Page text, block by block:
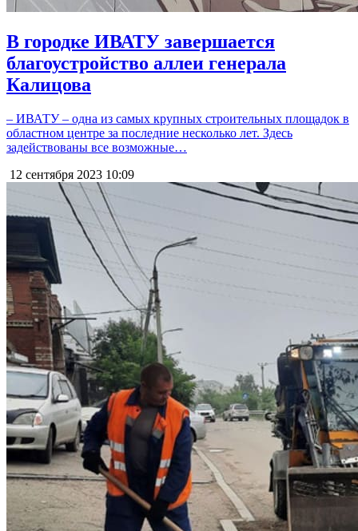
В городке ИВАТУ завершается
благоустройство аллеи генерала
Калицова
– ИВАТУ – одна из самых крупных строительных площадок в
областном центре за последние несколько лет. Здесь
задействованы все возможные…
12 сентября 2023 10:09